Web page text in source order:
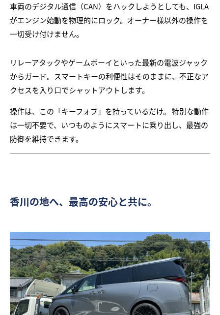
車両のデジタル通信（CAN）をハックしようとしても、IGLA
がエンジン始動を物理的にロック。オーナー様以外の操作を
一切受け付けません。
リレーアタックやゲームボーイといった最新の電波ジャック
からガード。スマートキーの利便性はそのままに、不正なア
クセスを入り口でシャットアウトします。
操作は、この「キーフォブ」を持っているだけ。 特別な動作
は一切不要で、いつものようにスマートに乗り出し、最強の
防御を維持できます。
香川の地へ、最高の安心と共に。